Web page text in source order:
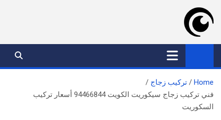
content
موقع عدسة الكويت
افضل خدمات بالكويت
Home
تركيب زجاج
فني تركيب زجاج سيكوريت الكويت 94466844 أسعار تركيب
السكوريت